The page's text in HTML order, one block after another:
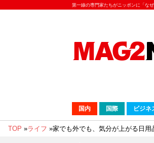
第一線の専門家たちがニッポンに「な
国内 国際 ビジネ
TOP »ライフ »家でも外でも、気分が上がる日